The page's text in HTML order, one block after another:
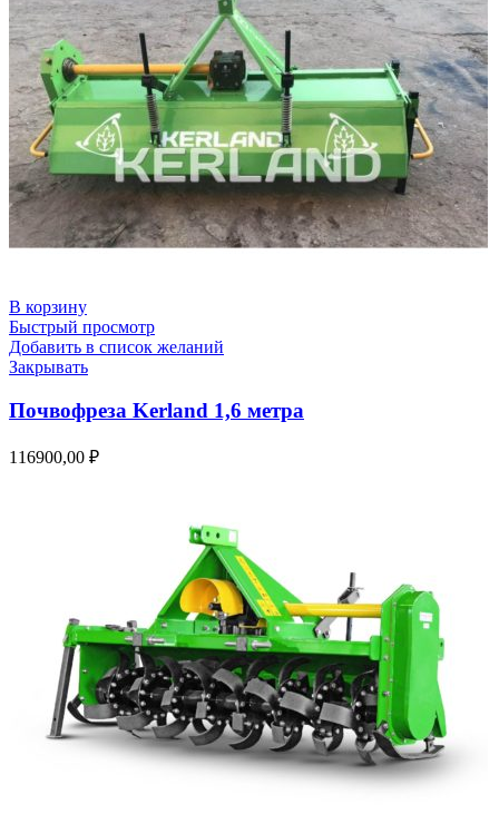
В корзину
Быстрый просмотр
Добавить в список желаний
Закрывать
Почвофреза Kerland 1,6 метра
116900,00 ₽